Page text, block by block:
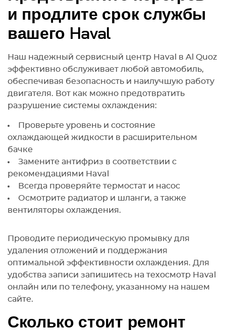
и продлите срок службы
вашего Haval
Наш надежный сервисный центр Haval в Al Quoz
эффективно обслуживает любой автомобиль,
обеспечивая безопасность и наилучшую работу
двигателя. Вот как можно предотвратить
разрушение системы охлаждения:
Проверьте уровень и состояние
охлаждающей жидкости в расширительном
бачке
Замените антифриз в соответствии с
рекомендациями Haval
Всегда проверяйте термостат и насос
Осмотрите радиатор и шланги, а также
вентиляторы охлаждения.
Проводите периодическую промывку для
удаления отложений и поддержания
оптимальной эффективности охлаждения. Для
удобства записи запишитесь на техосмотр Haval
онлайн или по телефону, указанному на нашем
сайте.
Сколько стоит ремонт